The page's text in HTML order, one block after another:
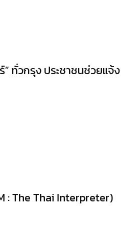
ทั่วกรุง ประชาชนช่วยแจ้ง
: The Thai Interpreter)